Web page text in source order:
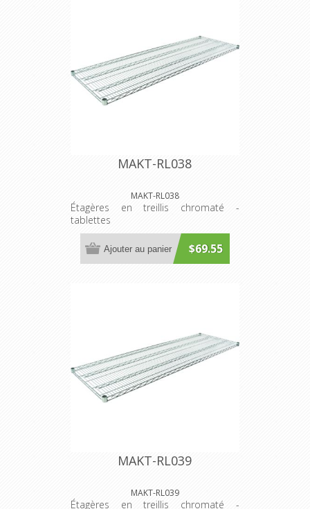
MAKT-RL038
MAKT-RL038
Étagères en treillis chromaté -
tablettes
$69.55
Ajouter au panier
MAKT-RL039
MAKT-RL039
Étagères en treillis chromaté -